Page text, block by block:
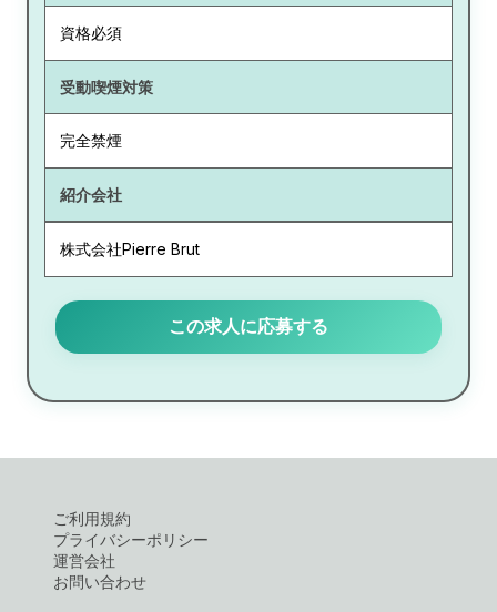
資格必須
受動喫煙対策
完全禁煙
紹介会社
株式会社Pierre Brut
この求人に応募する
ご利用規約
プライバシーポリシー
運営会社
お問い合わせ